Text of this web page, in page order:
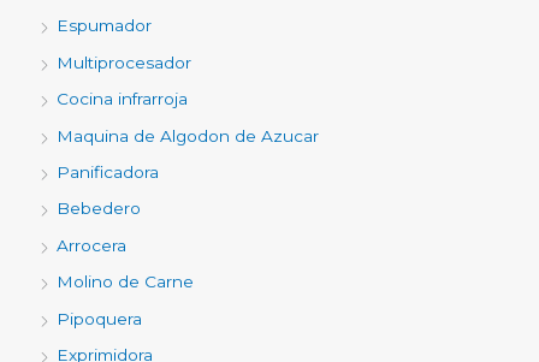
Espumador
Multiprocesador
Cocina infrarroja
Maquina de Algodon de Azucar
Panificadora
Bebedero
Arrocera
Molino de Carne
Pipoquera
Exprimidora